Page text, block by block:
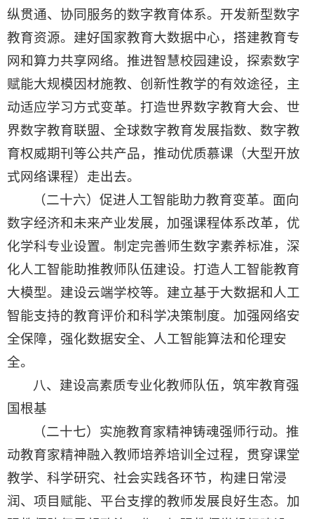
纵贯通、协同服务的数字教育体系。开发新型数字
教育资源。建好国家教育大数据中心，搭建教育专
网和算力共享网络。推进智慧校园建设，探索数字
赋能大规模因材施教、创新性教学的有效途径，主
动适应学习方式变革。打造世界数字教育大会、世
界数字教育联盟、全球数字教育发展指数、数字教
育权威期刊等公共产品，推动优质慕课（大型开放
式网络课程）走出去。
（二十六）促进人工智能助力教育变革。面向
数字经济和未来产业发展，加强课程体系改革，优
化学科专业设置。制定完善师生数字素养标准，深
化人工智能助推教师队伍建设。打造人工智能教育
大模型。建设云端学校等。建立基于大数据和人工
智能支持的教育评价和科学决策制度。加强网络安
全保障，强化数据安全、人工智能算法和伦理安
全。
八、建设高素质专业化教师队伍，筑牢教育强
国根基
（二十七）实施教育家精神铸魂强师行动。推
动教育家精神融入教师培养培训全过程，贯穿课堂
教学、科学研究、社会实践各环节，构建日常浸
润、项目赋能、平台支撑的教师发展良好生态。加